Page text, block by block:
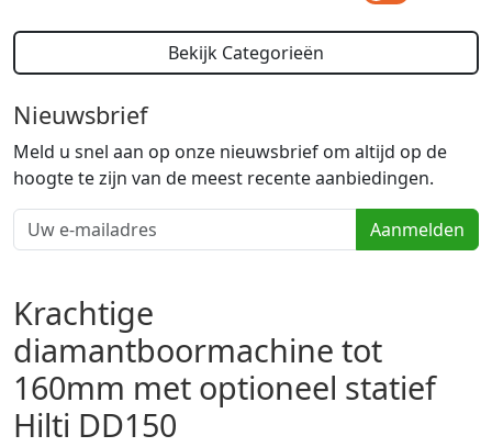
Bekijk Categorieën
Nieuwsbrief
Meld u snel aan op onze nieuwsbrief om altijd op de
hoogte te zijn van de meest recente aanbiedingen.
Aanmelden
Krachtige
diamantboormachine tot
160mm met optioneel statief
Hilti DD150